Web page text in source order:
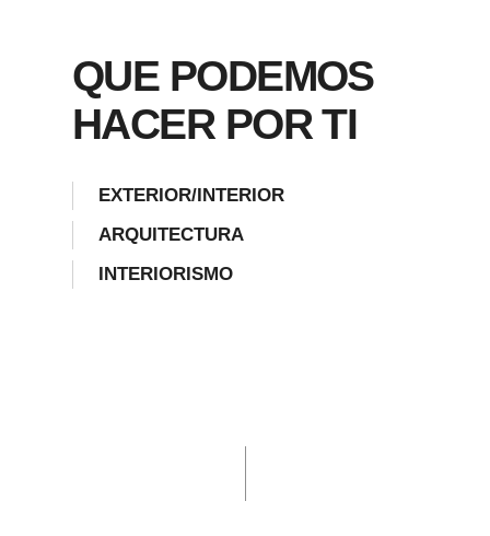
QUE PODEMOS
HACER POR TI
EXTERIOR/INTERIOR
ARQUITECTURA
INTERIORISMO